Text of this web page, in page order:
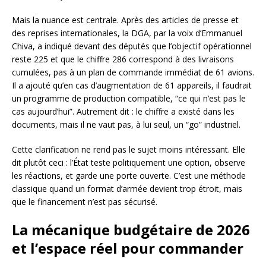
Mais la nuance est centrale. Après des articles de presse et
des reprises internationales, la DGA, par la voix d’Emmanuel
Chiva, a indiqué devant des députés que l’objectif opérationnel
reste 225 et que le chiffre 286 correspond à des livraisons
cumulées, pas à un plan de commande immédiat de 61 avions.
Il a ajouté qu’en cas d’augmentation de 61 appareils, il faudrait
un programme de production compatible, “ce qui n’est pas le
cas aujourd’hui”. Autrement dit : le chiffre a existé dans les
documents, mais il ne vaut pas, à lui seul, un “go” industriel.
Cette clarification ne rend pas le sujet moins intéressant. Elle
dit plutôt ceci : l’État teste politiquement une option, observe
les réactions, et garde une porte ouverte. C’est une méthode
classique quand un format d’armée devient trop étroit, mais
que le financement n’est pas sécurisé.
La mécanique budgétaire de 2026
et l’espace réel pour commander